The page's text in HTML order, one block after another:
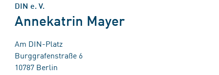
DIN e. V.
Annekatrin Mayer
Am DIN-Platz
Burggrafenstraße 6
10787 Berlin